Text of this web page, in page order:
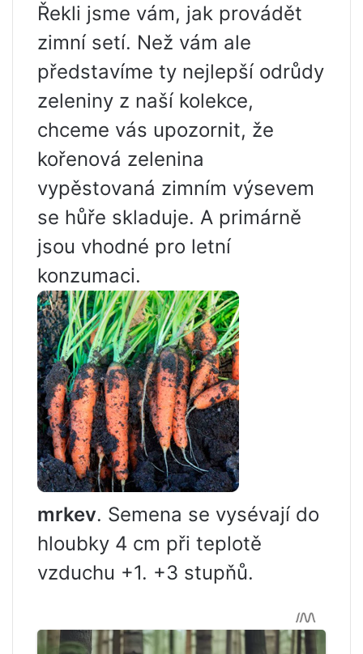
Řekli jsme vám, jak provádět
zimní setí. Než vám ale
představíme ty nejlepší odrůdy
zeleniny z naší kolekce,
chceme vás upozornit, že
kořenová zelenina
vypěstovaná zimním výsevem
se hůře skladuje. A primárně
jsou vhodné pro letní
konzumaci.
mrkev. Semena se vysévají do
hloubky 4 cm při teplotě
vzduchu +1. +3 stupňů.